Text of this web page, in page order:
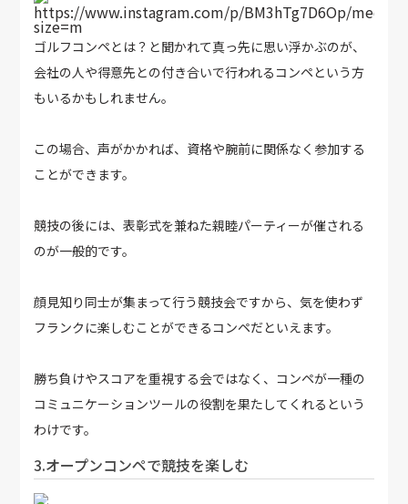
https://www.instagram.com/p/BM3hTg7D6Op/media?
size=m
ゴルフコンペとは？と聞かれて真っ先に思い浮かぶのが、
会社の人や得意先との付き合いで行われるコンペという方
もいるかもしれません。
この場合、声がかかれば、資格や腕前に関係なく参加する
ことができます。
競技の後には、表彰式を兼ねた親睦パーティーが催される
のが一般的です。
顔見知り同士が集まって行う競技会ですから、気を使わず
フランクに楽しむことができるコンペだといえます。
勝ち負けやスコアを重視する会ではなく、コンペが一種の
コミュニケーションツールの役割を果たしてくれるという
わけです。
3.オープンコンペで競技を楽しむ